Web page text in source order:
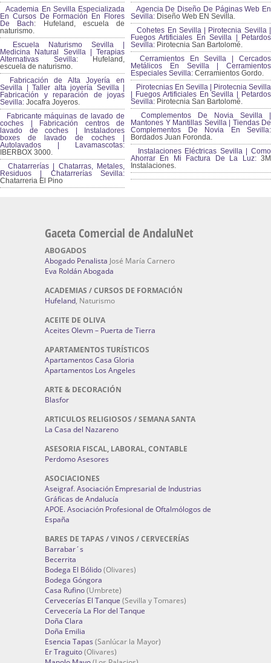
Academia En Sevilla Especializada
En Cursos De Formación En Flores
De Bach: Hufeland, escuela de
naturismo.
Escuela Naturismo Sevilla |
Medicina Natural Sevilla | Terapias
Alternativas Sevilla: Hufeland,
escuela de naturismo.
Fabricación de Alta Joyería en
Sevilla | Taller alta joyería Sevilla |
Fabricación y reparación de joyas
Sevilla: Jocafra Joyeros.
Fabricante máquinas de lavado de
coches | Fabricación centros de
lavado de coches | Instaladores
boxes de lavado de coches |
Autolavados | Lavamascotas:
IBERBOX 3000.
Chatarrerías | Chatarras, Metales,
Residuos | Chatarrerías Sevilla:
Chatarreria El Pino
Agencia De Diseño De Páginas Web En
Sevilla: Diseño Web EN Sevilla.
Cohetes En Sevilla | Pirotecnia Sevilla |
Fuegos Artificiales En Sevilla | Petardos
Sevilla: Pirotecnia San Bartolomé.
Cerramientos En Sevilla | Cercados
Metálicos En Sevilla | Cerramientos
Especiales Sevilla: Cerramientos Gordo.
Pirotecnias En Sevilla | Pirotecnia Sevilla
| Fuegos Artificiales En Sevilla | Petardos
Sevilla: Pirotecnia San Bartolomé.
Complementos De Novia Sevilla |
Mantones Y Mantillas Sevilla | Tiendas De
Complementos De Novia En Sevilla:
Bordados Juan Foronda.
Instalaciones Eléctricas Sevilla | Como
Ahorrar En Mi Factura De La Luz:3M
Instalaciones.
Gaceta Comercial de AndaluNet
ABOGADOS
Abogado Penalista José María Carnero
Eva Roldán Abogada
ACADEMIAS / CURSOS DE FORMACIÓN
Hufeland, Naturismo
ACEITE DE OLIVA
Aceites Olevm – Puerta de Tierra
APARTAMENTOS TURÍSTICOS
Apartamentos Casa Gloria
Apartamentos Los Angeles
ARTE & DECORACIÓN
Blasfor
ARTICULOS RELIGIOSOS / SEMANA SANTA
La Casa del Nazareno
ASESORIA FISCAL, LABORAL, CONTABLE
Perdomo Asesores
ASOCIACIONES
Aseigraf. Asociación Empresarial de Industrias
Gráficas de Andalucía
APOE. Asociación Profesional de Oftalmólogos de
España
BARES DE TAPAS / VINOS / CERVECERÍAS
Barrabar´s
Becerrita
Bodega El Bólido(Olivares)
Bodega Góngora
Casa Rufino(Umbrete)
Cervecerías El Tanque (Sevilla y Tomares)
Cervecería La Flor del Tanque
Doña Clara
Doña Emilia
Esencia Tapas (Sanlúcar la Mayor)
Er Traguito(Olivares)